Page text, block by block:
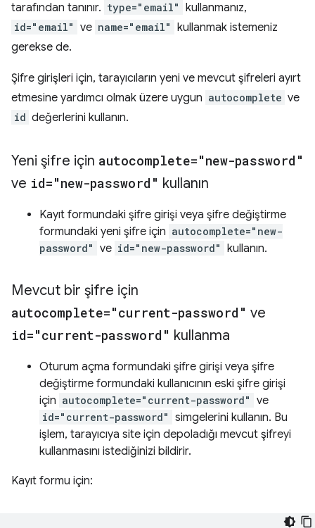
tarafından tanınır. type="email" kullanmanız,
id="email" ve name="email" kullanmak istemeniz
gerekse de.
Şifre girişleri için, tarayıcıların yeni ve mevcut şifreleri ayırt
etmesine yardımcı olmak üzere uygun autocomplete ve
id değerlerini kullanın.
Yeni şifre için autocomplete="new-password"
ve id="new-password" kullanın
Kayıt formundaki şifre girişi veya şifre değiştirme
formundaki yeni şifre için autocomplete="new-
password" ve id="new-password" kullanın.
Mevcut bir şifre için
autocomplete="current-password" ve
id="current-password" kullanma
Oturum açma formundaki şifre girişi veya şifre
değiştirme formundaki kullanıcının eski şifre girişi
için autocomplete="current-password" ve
id="current-password" simgelerini kullanın. Bu
işlem, tarayıcıya site için depoladığı mevcut şifreyi
kullanmasını istediğinizi bildirir.
Kayıt formu için: